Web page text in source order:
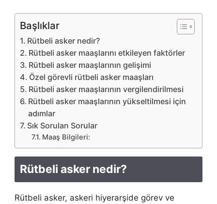
Başlıklar
Rütbeli asker nedir?
Rütbeli asker maaşlarını etkileyen faktörler
Rütbeli asker maaşlarının gelişimi
Özel görevli rütbeli asker maaşları
Rütbeli asker maaşlarının vergilendirilmesi
Rütbeli asker maaşlarının yükseltilmesi için
adımlar
Sık Sorulan Sorular
Maaş Bilgileri:
Rütbeli asker nedir?
Rütbeli asker, askeri hiyerarşide görev ve